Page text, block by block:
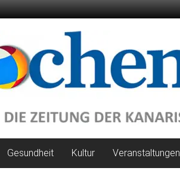
Gesundheit Kultur Veranstaltungen